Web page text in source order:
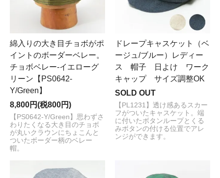
綿入りの大き目チョボがポ
イントのボーダーベレー。
チョボベレー-イエローグ
リーン【PS0642-
Y/Green】
8,800円(税800円)
【PS0642-Y/Green】思わずさ
わりたくなる大き目のチョボ
が丸いクラウンにちょこんと
ついたボーダー柄のベレー
帽。
ドレープキャスケット（ベ
ージュ/ブルー）レディー
ス 帽子 日よけ ワーク
キャップ サイズ調整OK
SOLD OUT
【PL1231】透け感あるスカー
フがついたキャスケット。端
に付いたボタンループとくる
みボタンの付ける位置でアレ
ンジができます。